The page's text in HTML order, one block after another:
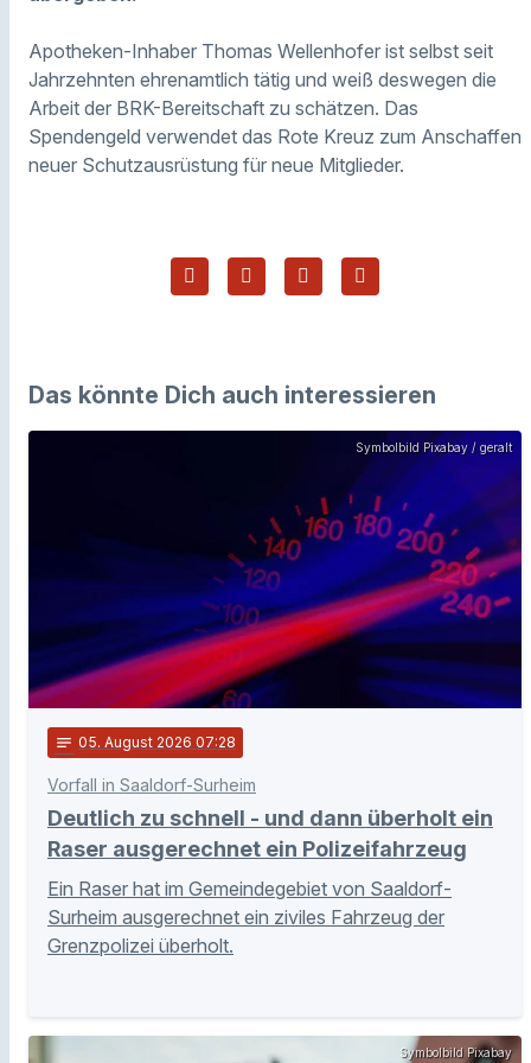
Apotheken-Inhaber Thomas Wellenhofer ist selbst seit
Jahrzehnten ehrenamtlich tätig und weiß deswegen die
Arbeit der BRK-Bereitschaft zu schätzen. Das
Spendengeld verwendet das Rote Kreuz zum Anschaffen
neuer Schutzausrüstung für neue Mitglieder.
Das könnte Dich auch interessieren
Symbolbild Pixabay / geralt
notes 05. August 2026 07:28
Vorfall in Saaldorf-Surheim
Deutlich zu schnell - und dann überholt ein
Raser ausgerechnet ein Polizeifahrzeug
Ein Raser hat im Gemeindegebiet von Saaldorf-
Surheim ausgerechnet ein ziviles Fahrzeug der
Grenzpolizei überholt.
Symbolbild Pixabay